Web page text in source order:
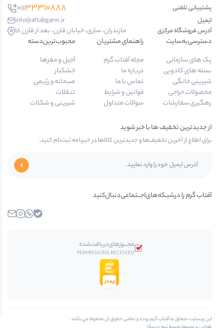
پشتیبانی تلفنی 01133310888
ایمیل
info@aftabgarm.ir
آدرس‌ فروشگاه مرکزی
مازندران، ساری، خیابان قارن، بعد از قارن 18
دسترسی‌به‌سایت
پک های سازمانی
بسته های کادویی
شیرینی خانگی
محصولات حراجی
رهگیری سفارشات
راهنمای مشتریان
مجله آفتاب گرم
درباره ما
تماس با ما
قوانین و شرایط
سوالات متداول
محبوب‌ترین‌دسته‌
آجیل و مغزها
خشکبار
صبحانه و رژیمی
تنقلات
شیرینی و شکلات
از جدیدترین تخفیف ها با خبر شوید
برای اطلاع از آخرین تخفیف‌ها و جدیدترین کالاها در خبرنامه ثبت‌نام کنید.
آفتاب گرم را در‌‌شبـکه‌های‌اجـــتماعی‌دنبال‌کنید
واتساپ
اینستاگرامایمیل
مجـــوز‌های‌دریافت‌شده
PERMISSIONS RECEIVED
اين وبسايت متعلق به آفتاب گرم بوده و تمامی حقوق آن محفوظ مي باشد.